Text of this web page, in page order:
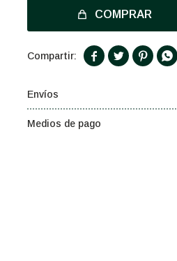
COMPRAR
   
Envíos
Medios de pago